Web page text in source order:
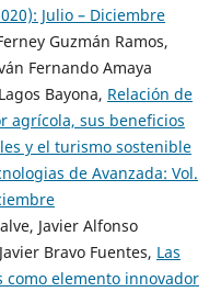
Julio – Diciembre
Guzmán Ramos,
Fernando Amaya
Bayona, Relación de
agrícola, sus beneficios
y el turismo sostenible
de Avanzada: Vol.
Javier Alfonso
Bravo Fuentes, Las
elemento innovador